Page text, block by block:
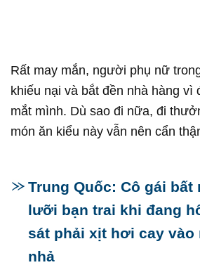
Rất may mắn, người phụ nữ
khiếu nại và bắt đền nhà hàng vì
mắt mình. Dù sao đi nữa, đi
món ăn kiểu này vẫn nên cẩn
Trung Quốc: Cô gái bất
lưỡi bạn trai khi đang
sát phải xịt hơi cay vào
nhả